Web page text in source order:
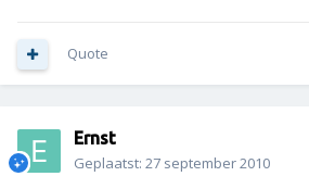
Quote
Ernst
Geplaatst: 27 september 2010